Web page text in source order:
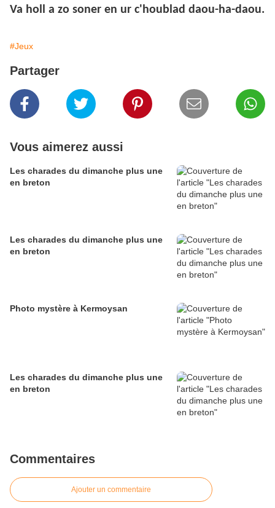
Va holl a zo soner en ur c'houblad daou-ha-daou.
#Jeux
Partager
Vous aimerez aussi
Les charades du dimanche plus une
en breton
Les charades du dimanche plus une
en breton
Photo mystère à Kermoysan
Les charades du dimanche plus une
en breton
Commentaires
Ajouter un commentaire